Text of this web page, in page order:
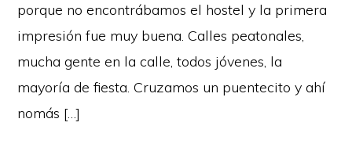
porque no encontrábamos el hostel y la primera
impresión fue muy buena. Calles peatonales,
mucha gente en la calle, todos jóvenes, la
mayoría de fiesta. Cruzamos un puentecito y ahí
nomás […]